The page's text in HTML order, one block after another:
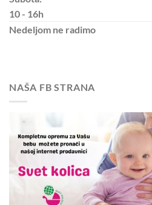
10 - 16h
Nedeljom ne radimo
NAŠA FB STRANA